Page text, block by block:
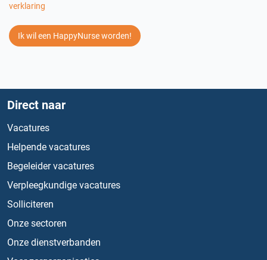
verklaring
Ik wil een HappyNurse worden!
Direct naar
Vacatures
Helpende vacatures
Begeleider vacatures
Verpleegkundige vacatures
Solliciteren
Onze sectoren
Onze dienstverbanden